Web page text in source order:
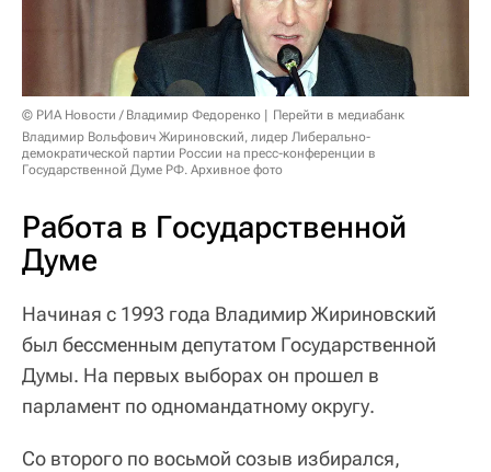
© РИА Новости / Владимир Федоренко
Перейти в медиабанк
Владимир Вольфович Жириновский, лидер Либерально-
демократической партии России на пресс-конференции в
Государственной Думе РФ. Архивное фото
Работа в Государственной
Думе
Начиная с 1993 года Владимир Жириновский
был бессменным депутатом Государственной
Думы. На первых выборах он прошел в
парламент по одномандатному округу.
Со второго по восьмой созыв избирался,